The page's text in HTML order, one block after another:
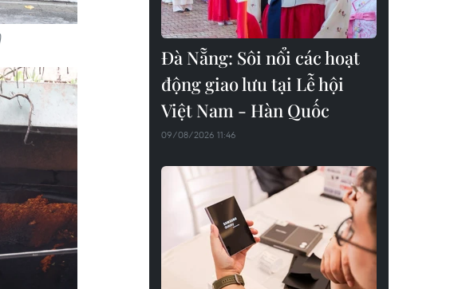
Đà Nẵng: Sôi nổi các hoạt
động giao lưu tại Lễ hội
Việt Nam - Hàn Quốc
09/08/2026 11:46